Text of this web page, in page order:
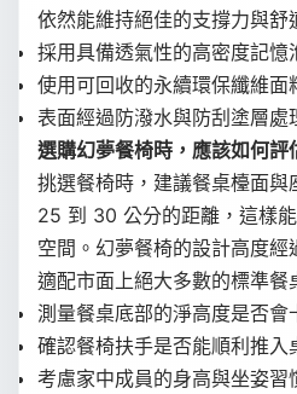
依然能維持絕佳的支撐力與舒
採用具備透氣性的高密度記憶
使用可回收的永續環保纖維面
表面經過防潑水與防刮塗層處
選購幻夢餐椅時，應該如何評
挑選餐椅時，建議餐桌檯面與
25 到 30 公分的距離，這樣
空間。幻夢餐椅的設計高度
適配市面上絕大多數的標準餐
測量餐桌底部的淨高度是否會
確認餐椅扶手是否能順利推入
考慮家中成員的身高與坐姿習